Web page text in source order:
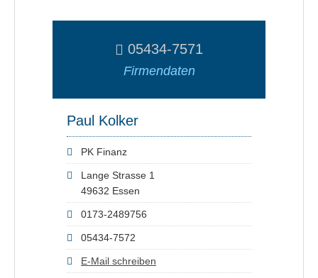
05434-7571
Firmendaten
Paul Kolker
PK Finanz
Lange Strasse 1
49632 Essen
0173-2489756
05434-7572
E-Mail schreiben